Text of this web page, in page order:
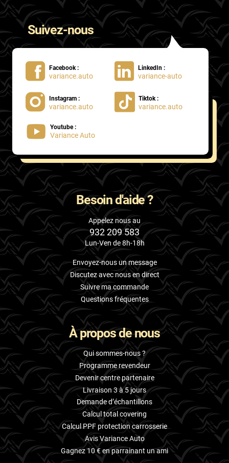
Suivez-nous
Facebook :
variance.auto
LinkedIn :
variance-auto
Instagram :
variance.auto
Tiktok :
variance.auto
Youtube :
Variance Auto
Besoin d'aide ?
Appelez nous au
932 209 583
Lun-Ven de 8h-18h
Envoyez-nous un message
Discutez avec nous en direct
Suivre ma commande
Questions fréquentes
À propos de nous
Qui sommes-nous ?
Programme revendeur
Devenir centre partenaire
Livraison 3 à 5 jours
Demande d’échantillons
Calcul total covering
Calcul PPF protection carrosserie
Avis Variance Auto
Gagnez 10 € en parrainant un ami